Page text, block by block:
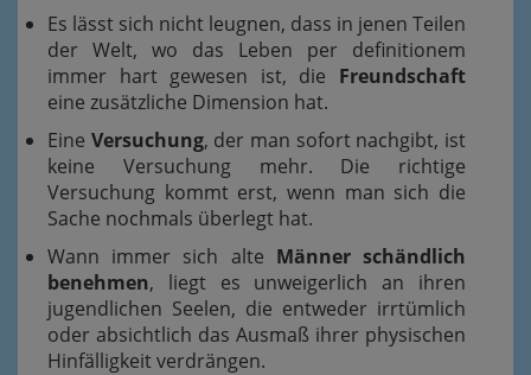
Es lässt sich nicht leugnen, dass in jenen Teilen
der Welt, wo das Leben per definitionem
immer hart gewesen ist, die Freundschaft
eine zusätzliche Dimension hat.
Eine Versuchung, der man sofort nachgibt, ist
keine Versuchung mehr. Die richtige
Versuchung kommt erst, wenn man sich die
Sache nochmals überlegt hat.
Wann immer sich alte Männer schändlich
benehmen, liegt es unweigerlich an ihren
jugendlichen Seelen, die entweder irrtümlich
oder absichtlich das Ausmaß ihrer physischen
Hinfälligkeit verdrängen.